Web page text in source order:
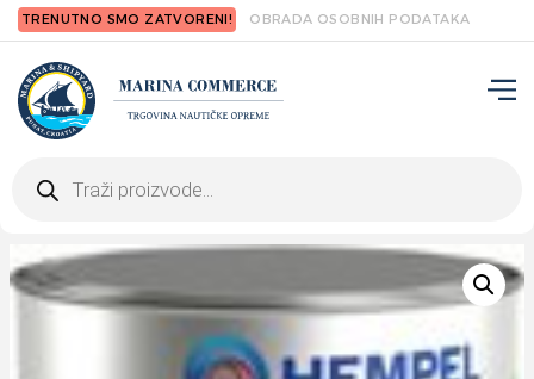
TRENUTNO SMO ZATVORENI! OBRADA OSOBNIH PODATAKA
search